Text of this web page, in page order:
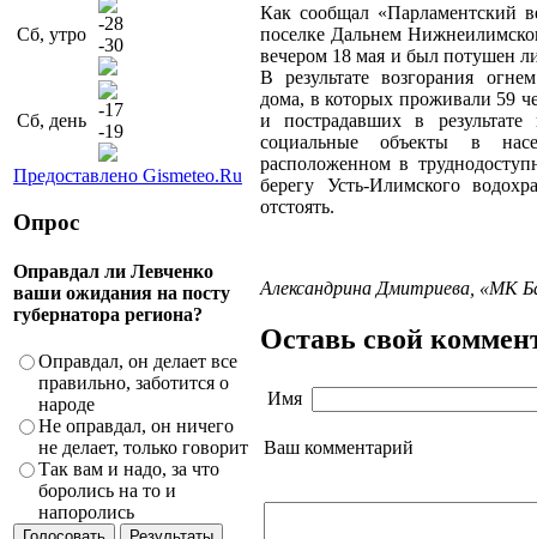
Сб, утро
-28
-30
Сб, день
-17
-19
Предоставлено Gismeteo.Ru
Опрос
Оправдал ли Левченко
ваши ожидания на посту
губернатора региона?
Оправдал, он делает все
правильно, заботится о
народе
Не оправдал, он ничего
не делает, только говорит
Так вам и надо, за что
боролись на то и
напоролись
Как сообщал «Парламентский
поселке Дальнем
вечером 18 мая и был потушен
В результате возгорания
дома, в которых проживали 59
и пострадавших в
социальные объекты в
расположенном в
берегу Усть-Илимского
отстоять.
Александрина Дмитриева, «МК
Оставь свой
Имя
Ваш комментарий